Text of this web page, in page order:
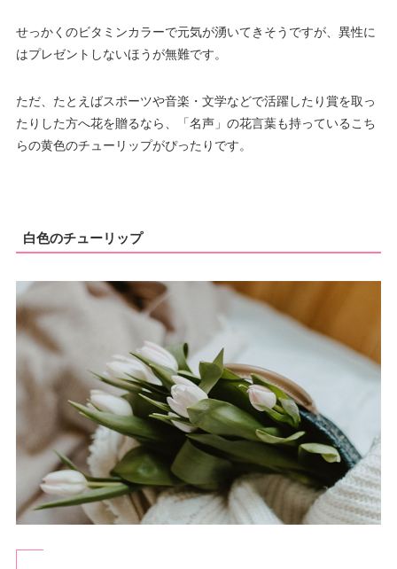
せっかくのビタミンカラーで元気が湧いてきそうですが、異性に
はプレゼントしないほうが無難です。
ただ、たとえばスポーツや音楽・文学などで活躍したり賞を取っ
たりした方へ花を贈るなら、「名声」の花言葉も持っているこち
らの黄色のチューリップがぴったりです。
白色のチューリップ